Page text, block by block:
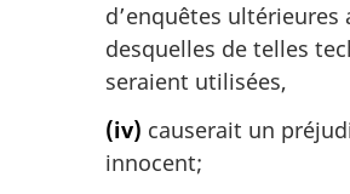
d’enquêtes ultérieures
desquelles de telles
seraient utilisées,
(iv) causerait un
innocent;